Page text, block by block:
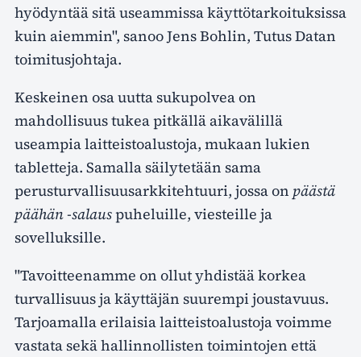
hyödyntää sitä useammissa käyttötarkoituksissa
kuin aiemmin", sanoo Jens Bohlin, Tutus Datan
toimitusjohtaja.
Keskeinen osa uutta sukupolvea on
mahdollisuus tukea pitkällä aikavälillä
useampia laitteistoalustoja, mukaan lukien
tabletteja. Samalla säilytetään sama
perusturvallisuusarkkitehtuuri, jossa on päästä
päähän -salauspuheluille, viesteille ja
sovelluksille.
"Tavoitteenamme on ollut yhdistää korkea
turvallisuus ja käyttäjän suurempi joustavuus.
Tarjoamalla erilaisia laitteistoalustoja voimme
vastata sekä hallinnollisten toimintojen että